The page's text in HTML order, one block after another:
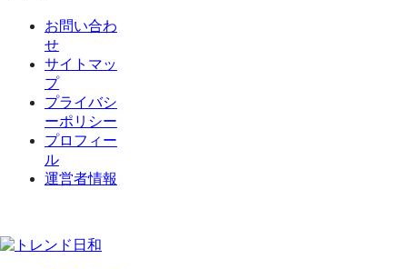
お問い合わ
せ
サイトマッ
プ
プライバシ
ーポリシー
プロフィー
ル
運営者情報